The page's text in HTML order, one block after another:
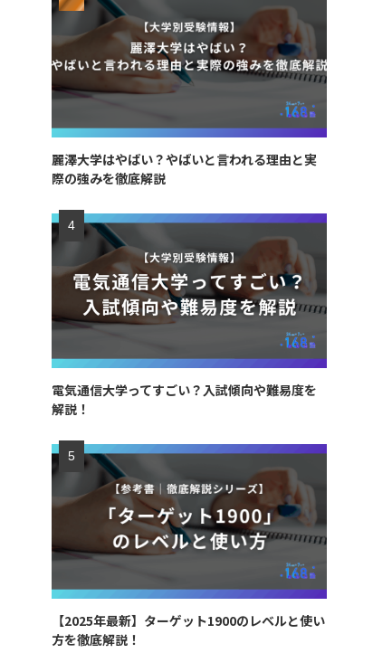
麗澤大学はやばい？やばいと言われる理由と実
際の強みを徹底解説
電気通信大学ってすごい？入試傾向や難易度を
解説！
【2025年最新】ターゲット1900のレベルと使い
方を徹底解説！